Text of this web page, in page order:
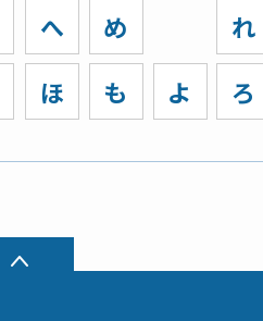
へ
ほ
め
も
よ
れ
ろ